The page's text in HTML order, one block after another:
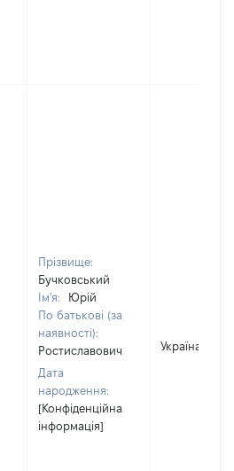
Прізвище:
Бучковський
Ім'я:
Юрій
По батькові (за
наявності):
Ростиславович
Дата
народження:
[Конфіденційна
інформація]
Україна